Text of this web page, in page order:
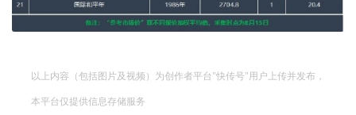
以上内容（包括图片及视频）为创作者平台"快传号"用户上传并发布，
本平台仅提供信息存储服务